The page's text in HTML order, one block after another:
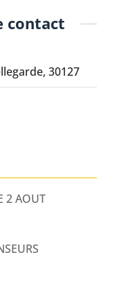
contact
30127
2 AOUT